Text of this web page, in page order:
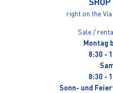
right on the
Sale /
Montag
8:30 -
8:30 -
Sonn- und